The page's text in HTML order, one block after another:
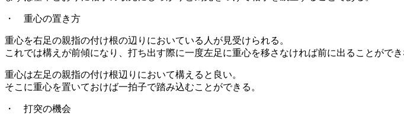
・ 重心の置き方
重心を右足の親指の付け根の辺りにおいている人が見受けられる。
これでは構えが前傾になり、打ち出す際に一度左足に重心を移さなければ前に出ることがで
重心は左足の親指の付け根辺りにおいて構えると良い。
そこに重心を置いておけば一拍子で踏み込むことができる。
・ 打突の機会